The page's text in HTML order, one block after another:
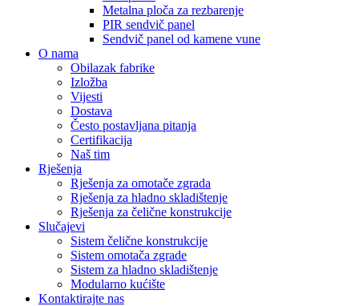
Metalna ploča za rezbarenje
PIR sendvič panel
Sendvič panel od kamene vune
O nama
Obilazak fabrike
Izložba
Vijesti
Dostava
Često postavljana pitanja
Certifikacija
Naš tim
Rješenja
Rješenja za omotače zgrada
Rješenja za hladno skladištenje
Rješenja za čelične konstrukcije
Slučajevi
Sistem čelične konstrukcije
Sistem omotača zgrade
Sistem za hladno skladištenje
Modularno kućište
Kontaktirajte nas